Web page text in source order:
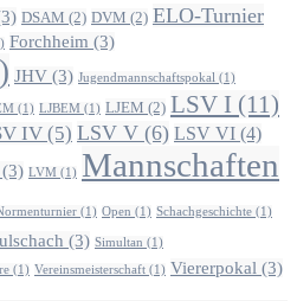
DSAM (2) DVM (2) ELO-Turnier
Forchheim (3)
JHV (3) Jugendmannschaftspokal (1)
(1) LJBEM (1) LJEM (2) LSV I (11)
IV (5) LSV V (6) LSV VI (4)
(3) LVM (1) Mannschaften
(1) Open (1) Schachgeschichte (1)
(3) Simultan (1)
(1) Vereinsmeisterschaft (1) Viererpokal (3)